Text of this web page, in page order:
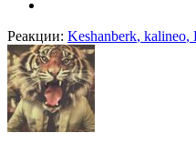
Реакции: Keshanberk, kalineo,